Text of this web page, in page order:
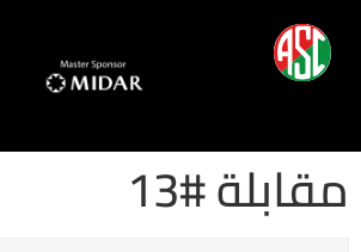
مقابلة #13